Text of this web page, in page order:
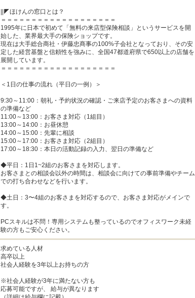
||◤ほけんの窓口とは？
＝＝＝＝＝＝＝＝＝＝＝＝＝＝＝＝＝＝＝
1995年に日本で初めて「無料の来店型保険相談」というサービスを開
始した、業界最大手の保険ショップです。
現在は大手総合商社・伊藤忠商事の100%子会社となっており、その安
定した経営基盤と信頼性を強みに、全国47都道府県で650以上の店舗を
展開しています。
＝＝＝＝＝＝＝＝＝＝＝＝＝＝＝＝＝＝＝
＜1日の仕事の流れ（平日の一例）＞
9:30～11:00：朝礼・予約状況の確認・ご来店予定のお客さまへの資料
の準備など
11:00～13:00：お客さま対応（1組目）
13:00～14:00：お昼休憩
14:00～15:00：先輩に相談
15:00～17:00：お客さま対応（2組目）
17:00～18:30：本日の活動記録の入力、翌日の準備など
◆平日：1日1~2組のお客さまを対応します。
お客さまとの相談会以外の時間は、相談会に向けての事前準備やチーム
での打ち合わせなどを行います。
◆土日：3〜4組のお客さまを対応するので、お客さま対応がメインで
す。
PCスキルは不問！専用システムも整っているのでオフィスワーク未経
験の方もご安心ください。
求めている人材
高卒以上
社会人経験を3年以上お持ちの方
※社会人経験が3年に満たない方も
応募可能ですが、 給与が異なります